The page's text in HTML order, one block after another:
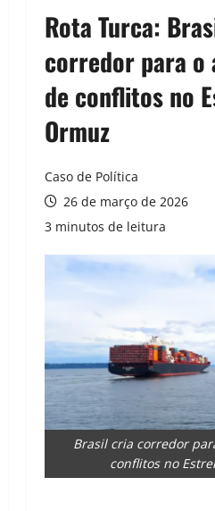
Rota Turca:
corredor para o
de conflitos no
Ormuz
Caso de Política
26 de março de 2026
3 minutos de leitura
Brasil cria corredor
conflitos no